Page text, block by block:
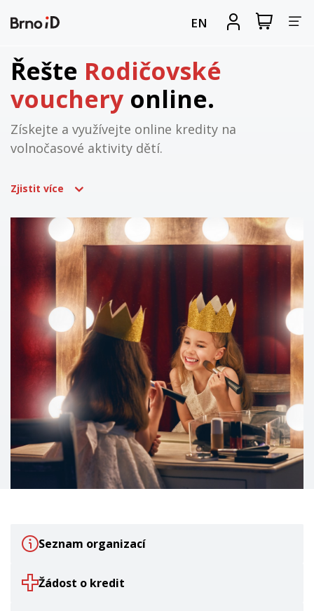
EN
Zobrazit
nákupní
Řešte Rodičovské
vouchery online.
Získejte a využívejte online kredity na
volnočasové aktivity dětí.
Zjistit více
Seznam organizací
Žádost o kredit